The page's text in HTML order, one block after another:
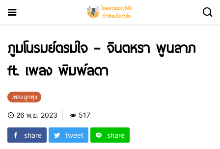
ภูมโนรมย์ตรมใจ – จินตหรา พูนลาภ
ft. เพลง พิมพ์ลดา
เพลงลูกทุ่ง
26 พ.ย. 2023 517
share tweet share